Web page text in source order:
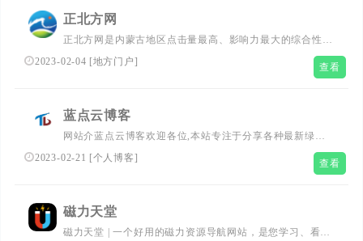
正北方网
正北方网是内蒙古地区点击量最高、影响力最大的综合性门
户网站，是内蒙古移动互联新门户，是国务院新闻办批准的
2023-02-04 [地方门户] 查看
蓝点云博客
网站介蓝点云博客欢迎各位,本站专注于分享各种最新绿色
资源、趣味分享、美女图片、值得一看、技术教程、网站源
码、源码大全、PSD源码、素材分享、软件工具、手机软
专注于分享各种最新绿色资源、趣味分享、美女图片、值得
一看、技术教程、网站源码、源码大全、PSD源码、素材分
2023-02-21 [个人博客] 查看
磁力天堂
磁力天堂 | 一个好用的磁力资源导航网站，是您学习、看